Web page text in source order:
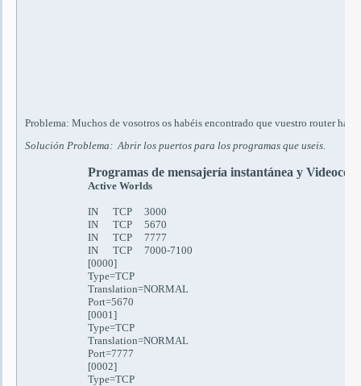
Problema: Muchos de vosotros os habéis encontrado que vuestro router
Solución Problema:Abrir los puertos para los programas que useis.
Programas de mensajería instantánea y
Active Worlds
IN TCP 3000
IN TCP 5670
IN TCP 7777
IN TCP 7000-7100
[0000]
Type=TCP
Translation=NORMAL
Port=5670
[0001]
Type=TCP
Translation=NORMAL
Port=7777
[0002]
Type=TCP